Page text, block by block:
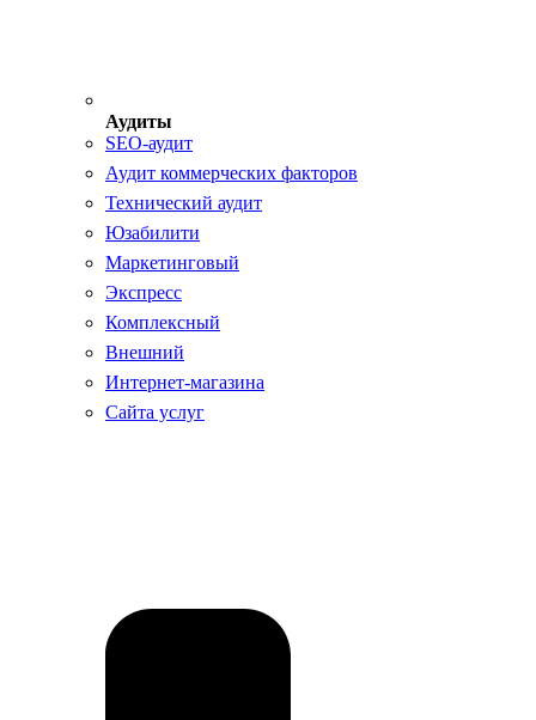
Аудиты
SEO-аудит
Аудит коммерческих факторов
Технический аудит
Юзабилити
Маркетинговый
Экспресс
Комплексный
Внешний
Интернет-магазина
Сайта услуг